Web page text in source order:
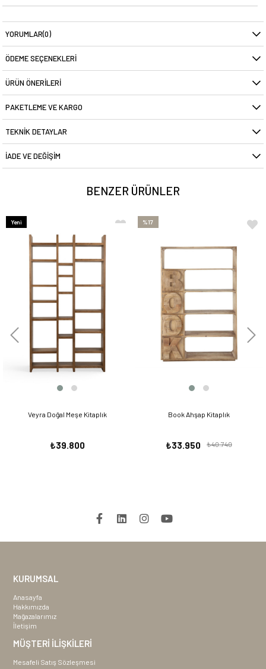
YORUMLAR(0)
ÖDEME SEÇENEKLERI
ÜRÜN ÖNERILERI
PAKETLEME VE KARGO
TEKNIK DETAYLAR
İADE VE DEĞIŞIM
BENZER ÜRÜNLER
Veyra Doğal Meşe Kitaplık
₺39.800
Book Ahşap Kitaplık
₺33.950 ₺40.740
%17 %17
KURUMSAL
Anasayfa
Hakkımızda
Mağazalarımız
İletişim
MÜŞTERİ İLİŞKİLERİ
Mesafeli Satış Sözleşmesi